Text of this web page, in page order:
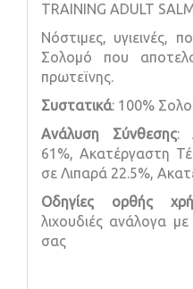
TRAINING ADULT
Νόστιμες, υγιεινές,
Σολομό που
πρωτεϊνης.
Συστατικά: 100%
Ανάλυση Σύνθεσης:
61%, Ακατέργαστη
σε Λιπαρά 22.5%,
Οδηγίες ορθής
λιχουδιές ανάλογα
σας